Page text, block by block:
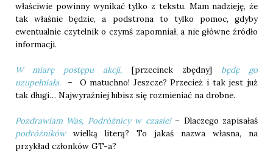
właściwie powinny wynikać tylko z tekstu. Mam nadzieję, że
tak właśnie będzie, a podstrona to tylko pomoc, gdyby
ewentualnie czytelnik o czymś zapomniał, a nie główne źródło
informacji.
W miarę postępu akcji, [przecinek zbędny] będę go
uzupełniała.– O matuchno! Jeszcze? Przecież i tak jest już
tak długi… Najwyraźniej lubisz się rozmieniać na drobne.
Pozdrawiam Was, Podróżnicy w czasie!– Dlaczego zapisałaś
podróżników wielką literą? To jakaś nazwa własna, na
przykład członków GT-a?